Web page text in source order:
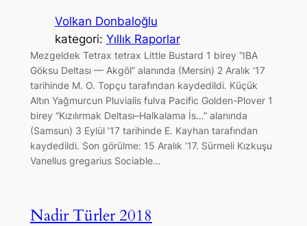
Volkan Donbaloğlu
kategori: Yıllık Raporlar
Mezgeldek Tetrax tetrax Little Bustard 1 birey “IBA
Göksu Deltası — Akgöl” alanında (Mersin) 2 Aralık ’17
tarihinde M. O. Topçu tarafından kaydedildi. Küçük
Altın Yağmurcun Pluvialis fulva Pacific Golden-Plover 1
birey “Kızılırmak Deltası–Halkalama İs…” alanında
(Samsun) 3 Eylül ’17 tarihinde E. Kayhan tarafından
kaydedildi. Son görülme: 15 Aralık ’17. Sürmeli Kızkuşu
Vanellus gregarius Sociable…
Nadir Türler 2018